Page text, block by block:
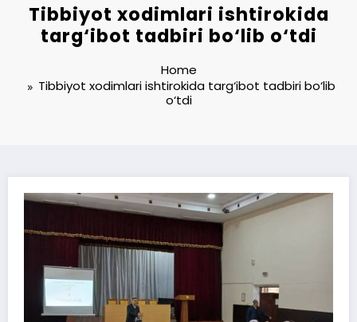
Tibbiyot xodimlari ishtirokida
targ‘ibot tadbiri bo‘lib o‘tdi
Home
Tibbiyot xodimlari ishtirokida targ‘ibot tadbiri bo‘lib
o‘tdi